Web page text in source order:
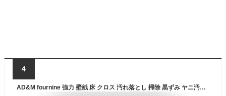
4
AD&M fournine 強力 壁紙 床 クロス 汚れ落とし 掃除 黒ずみ ヤニ汚れ クリーナー 無香料 300ml×2本セット【二度拭き不要】天然成分100%で環境に優しい